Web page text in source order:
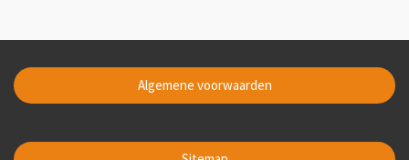
Algemene voorwaarden